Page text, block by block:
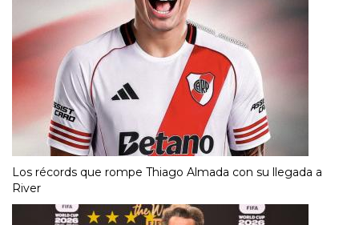
Los récords que rompe Thiago Almada con su llegada a
River